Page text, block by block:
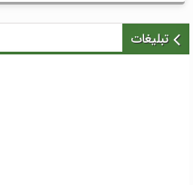
تبلیغات